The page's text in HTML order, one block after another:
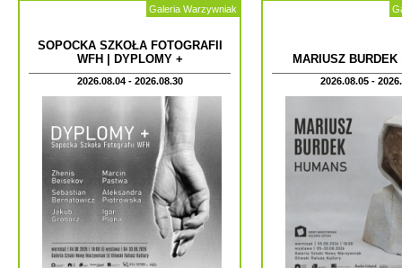
Galeria Warzywniak
SOPOCKA SZKOŁA FOTOGRAFII
WFH | DYPLOMY +
2026.08.04 - 2026.08.30
MARIUSZ
2026.08.05 -